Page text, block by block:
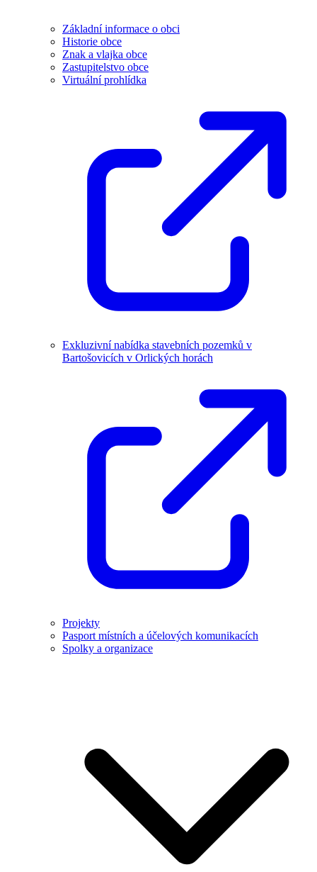
Základní informace o obci
Historie obce
Znak a vlajka obce
Zastupitelstvo obce
Virtuální prohlídka
Exkluzivní nabídka stavebních pozemků v
Bartošovicích v Orlických horách
Projekty
Pasport místních a účelových komunikacích
Spolky a organizace